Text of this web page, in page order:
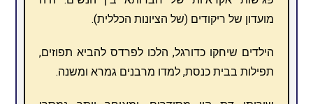
מועדון של ריקודים (של הציונות הכללית).
הילדים שיחקו כדורגל, הלכו לפרדס להביא תפוזים,
תפילות בבית כנסת, למדו מרבנים גמרא ומשנה.